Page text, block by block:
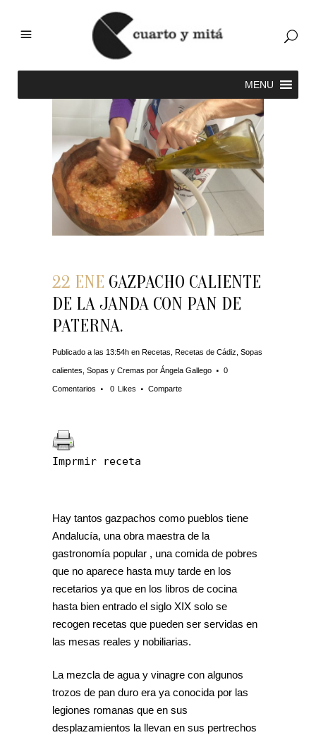
22 ENE GAZPACHO CALIENTE
DE LA JANDA CON PAN DE
PATERNA.
Publicado a las 13:54h en Recetas Recetas de Cádiz Sopas
calientes Sopas y Cremas por Ángela Gallego 0
Comentarios 0 Likes Comparte
Imprmir receta
Hay tantos gazpachos como pueblos tiene
Andalucía, una obra maestra de la
gastronomía popular , una comida de pobres
que no aparece hasta muy tarde en los
recetarios ya que en los libros de cocina
hasta bien entrado el siglo XIX solo se
recogen recetas que pueden ser servidas en
las mesas reales y nobiliarias.
La mezcla de agua y vinagre con algunos
trozos de pan duro era ya conocida por las
legiones romanas que en sus
desplazamientos la llevan en sus pertrechos